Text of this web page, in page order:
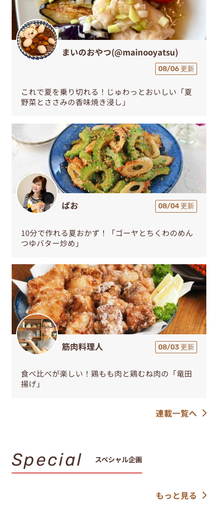
まいのおやつ(@mainooyatsu)
08/06 更新
これで夏を乗り切れる！じゅわっとおいしい「夏
野菜とささみの香味焼き浸し」
ぱお 08/04 更新
10分で作れる夏おかず！「ゴーヤとちくわのめん
つゆバター炒め」
筋肉料理人 08/03 更新
食べ比べが楽しい！鶏もも肉と鶏むね肉の「竜田
揚げ」
連載一覧へ
Special スペシャル企画
もっと見る